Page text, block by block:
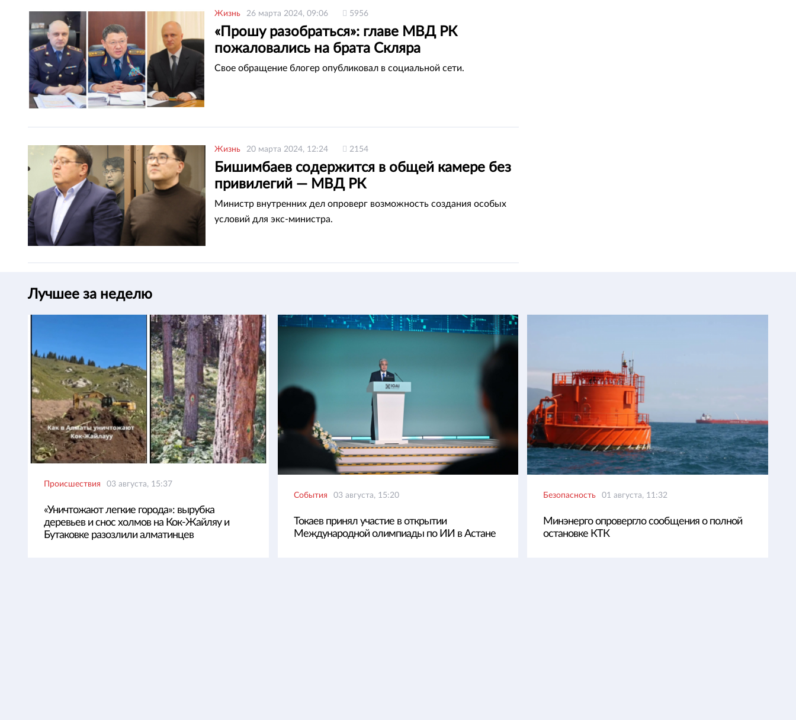
Жизнь 26 марта 2024, 09:06 5956
«Прошу разобраться»: главе МВД РК
пожаловались на брата Скляра
Свое обращение блогер опубликовал в социальной сети.
Жизнь 20 марта 2024, 12:24 2154
Бишимбаев содержится в общей камере без
привилегий — МВД РК
Министр внутренних дел опроверг возможность создания особых
условий для экс-министра.
Лучшее за неделю
Происшествия 03 августа, 15:37
«Уничтожают легкие города»: вырубка
деревьев и снос холмов на Кок-Жайляу и
Бутаковке разозлили алматинцев
События 03 августа, 15:20
Токаев принял участие в открытии
Международной олимпиады по ИИ в Астане
Безопасность 01 августа, 11:32
Минэнерго опровергло сообщения о полной
остановке КТК